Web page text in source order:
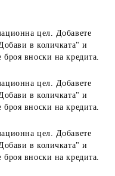
цел. Добавете
в количката" и
вноски на кредита.
цел. Добавете
в количката" и
вноски на кредита.
цел. Добавете
в количката" и
вноски на кредита.